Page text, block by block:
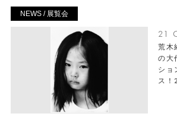
NEWS / 展覧会
21
荒木
の大
ショ
ス！